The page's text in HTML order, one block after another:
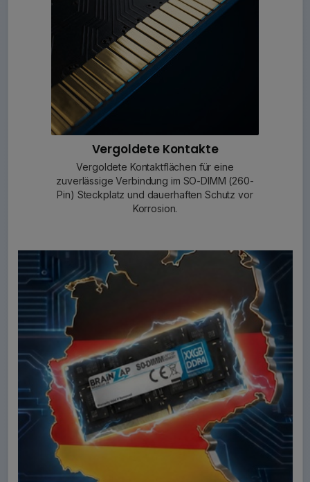
Vergoldete Kontakte
Vergoldete Kontaktflächen für eine
zuverlässige Verbindung im SO-DIMM (260-
Pin) Steckplatz und dauerhaften Schutz vor
Korrosion.